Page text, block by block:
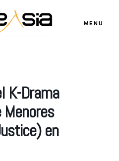
MENU
K-Drama
Menores
en